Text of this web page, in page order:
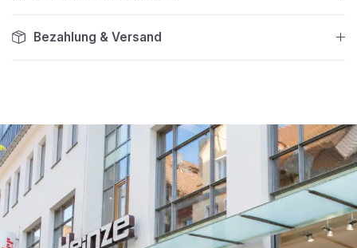
Bezahlung & Versand